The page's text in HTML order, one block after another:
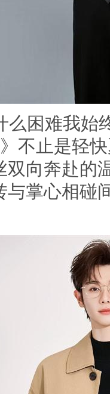
么困难我
》不止是轻
双向奔赴的
与掌心相碰